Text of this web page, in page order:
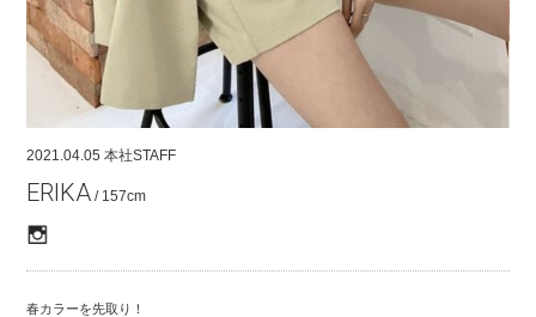
2021.04.05 本社STAFF
ERIKA / 157cm
春カラーを先取り！
CONTACT
RECRUIT
FOR BUSINESS PARTNER